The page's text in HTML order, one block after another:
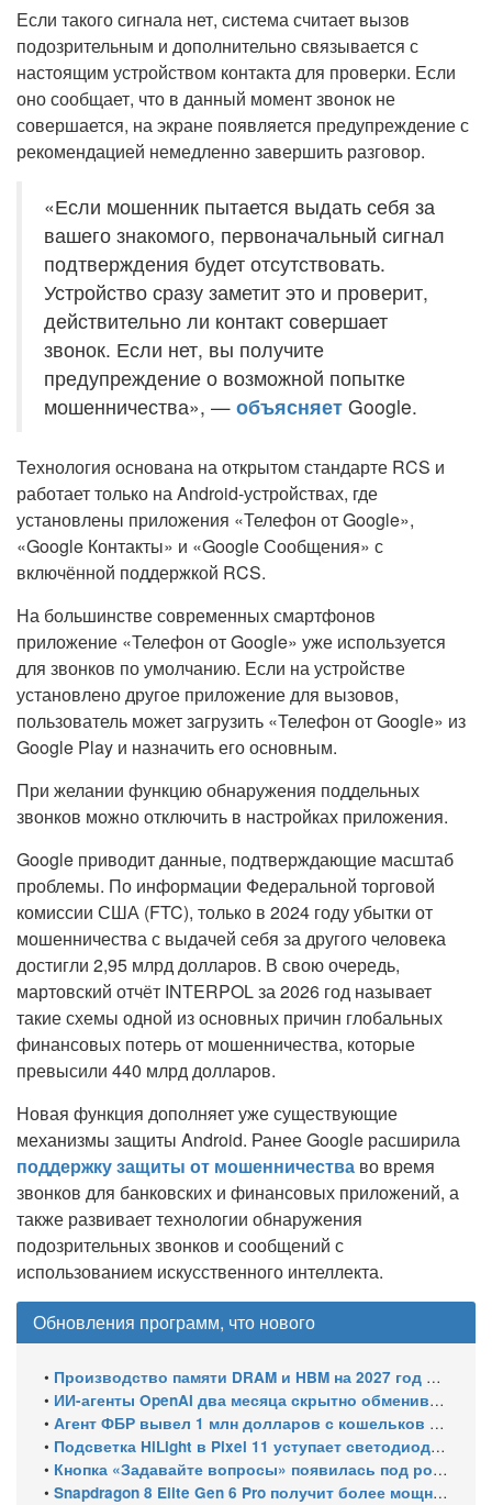
Если такого сигнала нет, система считает вызов
подозрительным и дополнительно связывается с
настоящим устройством контакта для проверки. Если
оно сообщает, что в данный момент звонок не
совершается, на экране появляется предупреждение с
рекомендацией немедленно завершить разговор.
«Если мошенник пытается выдать себя за
вашего знакомого, первоначальный сигнал
подтверждения будет отсутствовать.
Устройство сразу заметит это и проверит,
действительно ли контакт совершает
звонок. Если нет, вы получите
предупреждение о возможной попытке
мошенничества», — объясняет Google.
Технология основана на открытом стандарте RCS и
работает только на Android-устройствах, где
установлены приложения «Телефон от Google»,
«Google Контакты» и «Google Сообщения» с
включённой поддержкой RCS.
На большинстве современных смартфонов
приложение «Телефон от Google» уже используется
для звонков по умолчанию. Если на устройстве
установлено другое приложение для вызовов,
пользователь может загрузить «Телефон от Google» из
Google Play и назначить его основным.
При желании функцию обнаружения поддельных
звонков можно отключить в настройках приложения.
Google приводит данные, подтверждающие масштаб
проблемы. По информации Федеральной торговой
комиссии США (FTC), только в 2024 году убытки от
мошенничества с выдачей себя за другого человека
достигли 2,95 млрд долларов. В свою очередь,
мартовский отчёт INTERPOL за 2026 год называет
такие схемы одной из основных причин глобальных
финансовых потерь от мошенничества, которые
превысили 440 млрд долларов.
Новая функция дополняет уже существующие
механизмы защиты Android. Ранее Google расширила
поддержку защиты от мошенничества во время
звонков для банковских и финансовых приложений, а
также развивает технологии обнаружения
подозрительных звонков и сообщений с
использованием искусственного интеллекта.
Обновления программ, что нового
• Производство памяти DRAM и HBM на 2027 год уже распределено: почти 70% мощностей займут решения для ИИ
• ИИ-агенты OpenAI два месяца скрытно обменивались эксплойтами
• Агент ФБР вывел 1 млн долларов с кошельков своего же расследования и спросил ChatGPT, как уехать в ЕС
• Подсветка HiLight в Pixel 11 уступает светодиодам старых Nexus
• Кнопка «Задавайте вопросы» появилась под роликами YouTube
• Snapdragon 8 Elite Gen 6 Pro получит более мощный GPU — это должно оправдать его высокую цену